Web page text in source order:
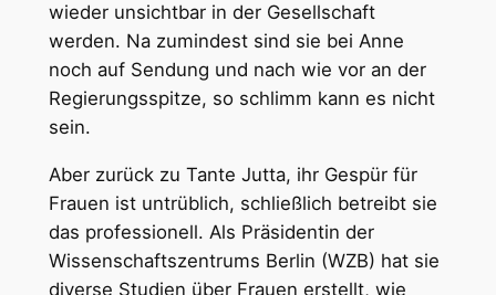
wieder unsichtbar in der Gesellschaft
werden. Na zumindest sind sie bei Anne
noch auf Sendung und nach wie vor an der
Regierungsspitze, so schlimm kann es nicht
sein.
Aber zurück zu Tante Jutta, ihr Gespür für
Frauen ist untrüblich, schließlich betreibt sie
das professionell. Als Präsidentin der
Wissenschaftszentrums Berlin (WZB) hat sie
diverse Studien über Frauen erstellt, wie